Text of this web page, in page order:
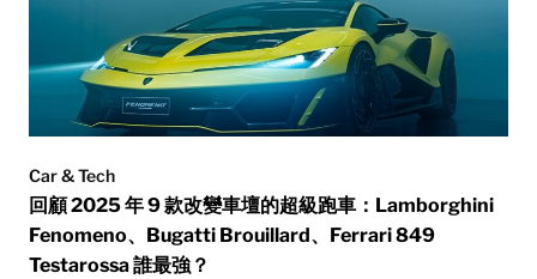
Car & Tech
回顧 2025 年 9 款改變車壇的超級跑車：Lamborghini
Fenomeno、Bugatti Brouillard、Ferrari 849
Testarossa 誰最強？